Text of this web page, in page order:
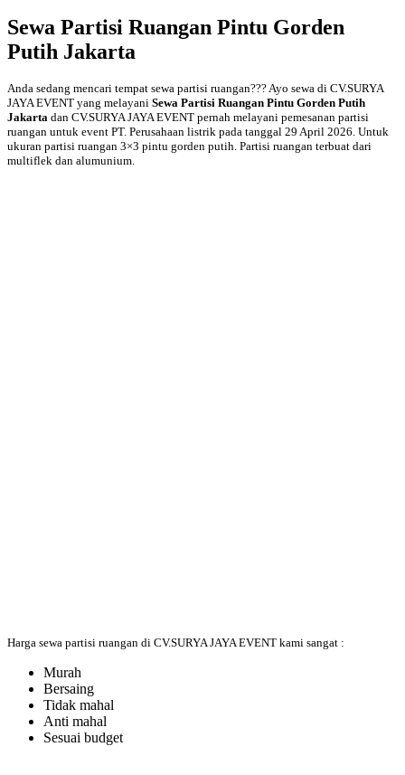
Sewa Partisi Ruangan Pintu Gorden
Putih Jakarta
Anda sedang mencari tempat sewa partisi ruangan??? Ayo sewa di CV.SURYA
JAYA EVENT yang melayani Sewa Partisi Ruangan Pintu Gorden Putih
Jakarta dan CV.SURYA JAYA EVENT pernah melayani pemesanan partisi
ruangan untuk event PT. Perusahaan listrik pada tanggal 29 April 2026. Untuk
ukuran partisi ruangan 3×3 pintu gorden putih. Partisi ruangan terbuat dari
multiflek dan alumunium.
Harga sewa partisi ruangan di CV.SURYA JAYA EVENT kami sangat :
Murah
Bersaing
Tidak mahal
Anti mahal
Sesuai budget